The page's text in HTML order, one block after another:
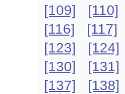
[109]
[110]
[116]
[117]
[123]
[124]
[130]
[131]
[137]
[138]